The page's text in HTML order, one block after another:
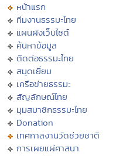
หน้าแรก
ทีมงานธรรมะไทย
แผนผังเว็บไซต์
ค้นหาข้อมูล
ติดต่อธรรมะไทย
สมุดเยี่ยม
เครือข่ายธรรมะ
สัญลักษณ์ไทย
มุมสมาชิกธรรมะไทย
Donation
เทศกาลงานวัดช่วยชาติ
การเผยแผ่ศาสนา